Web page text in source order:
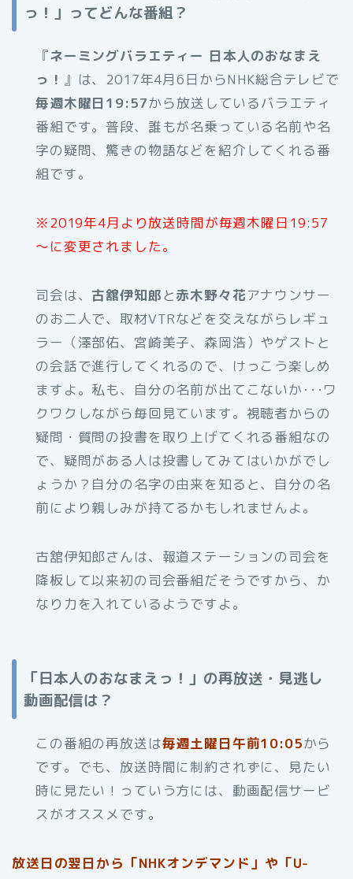
っ！」ってどんな番組？
『ネーミングバラエティー 日本人のおなまえ
っ！ 』は、2017年4月6日からNHK総合テレビで
毎週木曜日19:57から放送しているバラエティ
番組です。普段、誰もが名乗っている名前や名
字の疑問、驚きの物語などを紹介してくれる番
組です。
※2019年4月より放送時間が毎週木曜日19:57
～に変更されました。
司会は、 古舘伊知郎と赤木野々花アナウンサー
のお二人で、取材VTRなどを交えながらレギュ
ラー（澤部佑、宮崎美子、森岡浩）やゲストと
の会話で進行してくれるので、けっこう楽しめ
ますよ。私も、自分の名前が出てこないか･･･ワ
クワクしながら毎回見ています。視聴者からの
疑問・質問の投書を取り上げてくれる番組なの
で、疑問がある人は投書してみてはいかがでし
ょうか？自分の名字の由来を知ると、自分の名
前により親しみが持てるかもしれませんよ。
古舘伊知郎さんは、報道ステーションの司会を
降板して以来初の司会番組だそうですから、か
なり力を入れているようですよ。
「日本人のおなまえっ！」の再放送・見逃し
動画配信は？
この番組の再放送は毎週土曜日午前10:05から
です。でも、放送時間に制約されずに、見たい
時に見たい！っていう方には、動画配信サービ
スがオススメです。
放送日の翌日から「NHKオンデマンド」や「U-